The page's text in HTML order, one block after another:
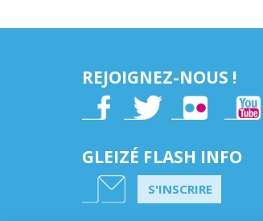
REJOIGNEZ-NOUS !
GLEIZÉ FLASH INFO
S'INSCRIRE